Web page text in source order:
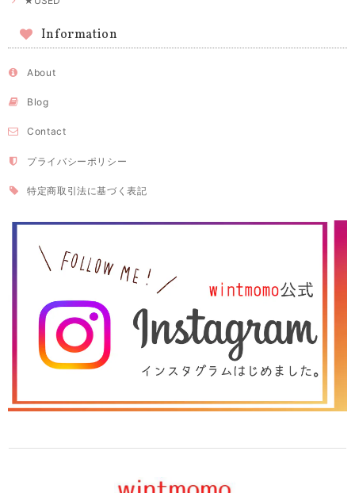
Information
About
Blog
Contact
プライバシーポリシー
特定商取引法に基づく表記